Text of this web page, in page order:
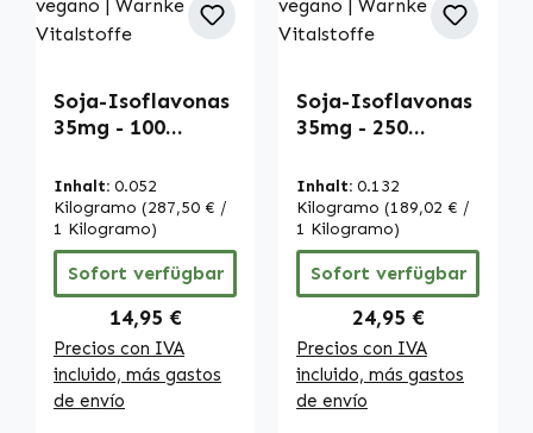
Soja-Isoflavonas
35mg - 100
de tragar - sin
ingeniería
genética - con
vitamina E - para
protección
celular - vegano |
Warnke
Vitalstoffe
Inhalt: 0.052
Kilogramo (287,50 € /
1 Kilogramo)
Sofort verfügbar
Regulärer Preis:
14,95 €
Precios con IVA
incluido, más gastos
de envío
Soja-Isoflavonas
35mg - 250
de tragar - sin
ingeniería
genética - con
vitamina E - para
protección
celular - vegano |
Warnke
Vitalstoffe
Inhalt: 0.132
Kilogramo (189,02 € /
1 Kilogramo)
Sofort verfügbar
Regulärer Preis:
24,95 €
Precios con IVA
incluido, más gastos
de envío